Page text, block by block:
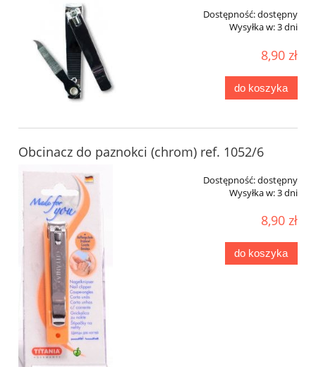
Dostępność:dostępny
Wysyłka w:3 dni
8,90 zł
do koszyka
Obcinacz do paznokci (chrom) ref. 1052/6
Dostępność:dostępny
Wysyłka w:3 dni
8,90 zł
do koszyka